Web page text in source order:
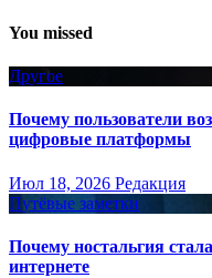
You missed
Другое
Почему пользователи
цифровые платформы
Июл 18, 2026 Редакция
Путёвые заметки
Почему ностальгия
интернете